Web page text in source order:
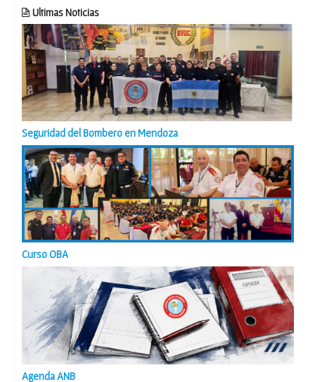
Ultimas Noticias
Seguridad del Bombero en Mendoza
Curso OBA
Agenda ANB